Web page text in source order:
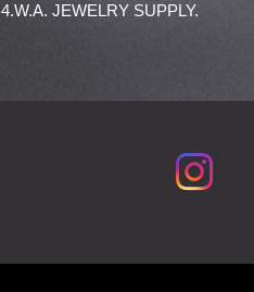
4.W.A. JEWELRY SUPPLY.